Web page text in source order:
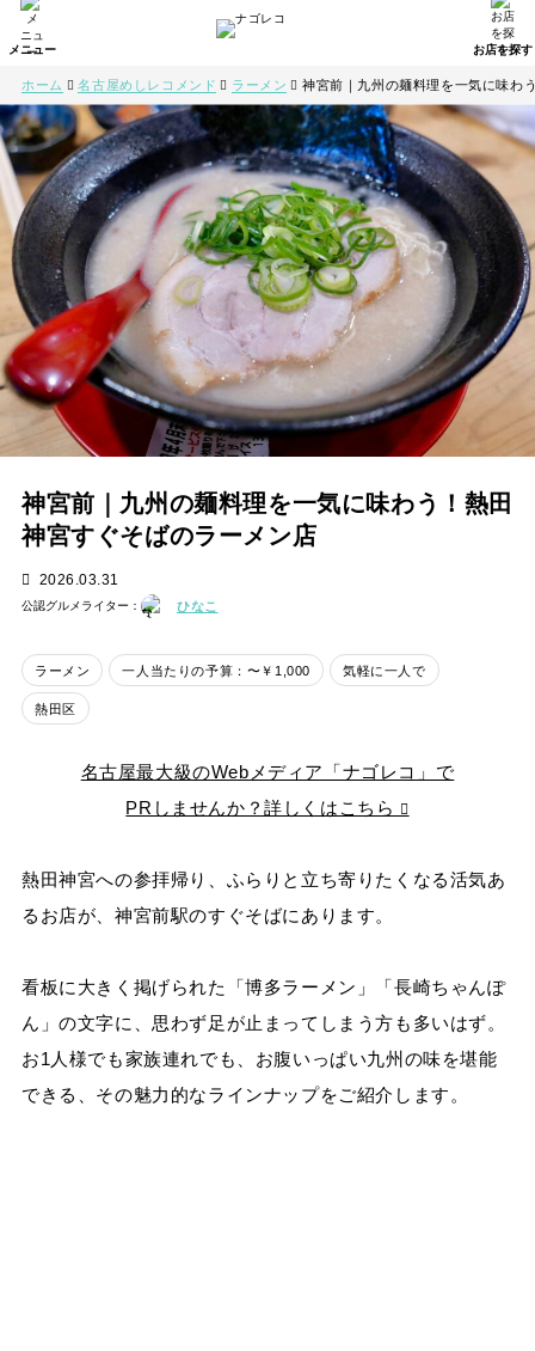
ホーム 名古屋めしレコメンド ラーメン 神宮前｜九州の麺料理を一気に味わ
神宮前｜九州の麺料理を一気に味わう！熱田
神宮すぐそばのラーメン店
2026.03.31
公認グルメライター： ひなこ
ラーメン 一人当たりの予算：〜￥1,000 気軽に一人で
熱田区
名古屋最大級のWebメディア「ナゴレコ」で
PRしませんか？詳しくはこちら
熱田神宮への参拝帰り、ふらりと立ち寄りたくなる活気あ
るお店が、神宮前駅のすぐそばにあります。
看板に大きく掲げられた「博多ラーメン」「長崎ちゃんぽ
ん」の文字に、思わず足が止まってしまう方も多いはず。
お1人様でも家族連れでも、お腹いっぱい九州の味を堪能
できる、その魅力的なラインナップをご紹介します。